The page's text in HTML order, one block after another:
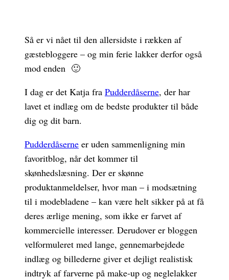
Så er vi nået til den allersidste i rækken af
gæstebloggere – og min ferie lakker derfor også
mod enden 🙂
I dag er det Katja fra Pudderdåserne, der har
lavet et indlæg om de bedste produkter til både
dig og dit barn.
Pudderdåserne er uden sammenligning min
favoritblog, når det kommer til
skønhedslæsning. Der er skønne
produktanmeldelser, hvor man – i modsætning
til i modebladene – kan være helt sikker på at få
deres ærlige mening, som ikke er farvet af
kommercielle interesser. Derudover er bloggen
velformuleret med lange, gennemarbejdede
indlæg og billederne giver et dejligt realistisk
indtryk af farverne på make-up og neglelakker